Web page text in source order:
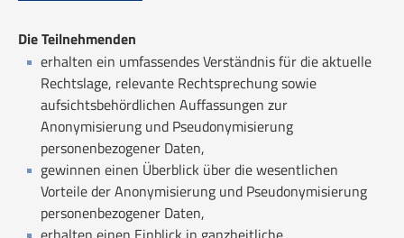
Die Teilnehmenden
erhalten ein umfassendes Verständnis für die aktuelle
Rechtslage, relevante Rechtsprechung sowie
aufsichtsbehördlichen Auffassungen zur
Anonymisierung und Pseudonymisierung
personenbezogener Daten,
gewinnen einen Überblick über die wesentlichen
Vorteile der Anonymisierung und Pseudonymisierung
personenbezogener Daten,